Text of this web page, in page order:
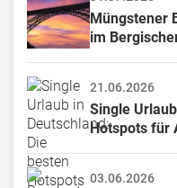
Müngstener
im
21.06.2026
Single
Hotspots für
03.06.2026